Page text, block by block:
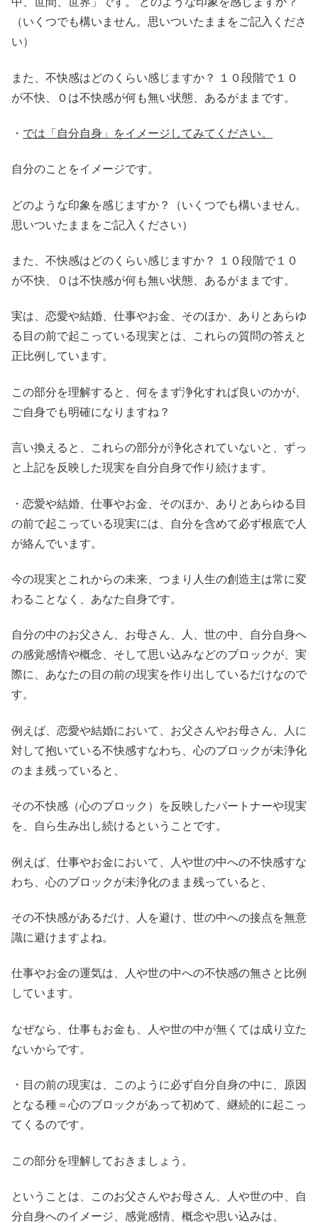
（いくつでも構いません。思いついたままをご記入くださ
い）
また、不快感はどのくらい感じますか？ １０段階で１０
が不快、０は不快感が何も無い状態、あるがままです。
・ では「自分自身」をイメージしてみてください。
自分のことをイメージです。
どのような印象を感じますか？（いくつでも構いません。
思いついたままをご記入ください）
また、不快感はどのくらい感じますか？ １０段階で１０
が不快、０は不快感が何も無い状態、あるがままです。
実は、恋愛や結婚、仕事やお金、そのほか、ありとあらゆ
る目の前で起こっている現実とは、これらの質問の答えと
正比例しています。
この部分を理解すると、何をまず浄化すれば良いのかが、
ご自身でも明確になりますね？
言い換えると、これらの部分が浄化されていないと、ずっ
と上記を反映した現実を自分自身で作り続けます。
・恋愛や結婚、仕事やお金、そのほか、ありとあらゆる目
の前で起こっている現実には、自分を含めて必ず根底で人
が絡んでいます。
今の現実とこれからの未来、つまり人生の創造主は常に変
わることなく、あなた自身です。
自分の中のお父さん、お母さん、人、世の中、自分自身へ
の感覚感情や概念、そして思い込みなどのブロックが、実
際に、あなたの目の前の現実を作り出しているだけなので
す。
例えば、恋愛や結婚において、お父さんやお母さん、人に
対して抱いている不快感すなわち、心のブロックが未浄化
のまま残っていると、
その不快感（心のブロック）を反映したパートナーや現実
を、自ら生み出し続けるということです。
例えば、仕事やお金において、人や世の中への不快感すな
わち、心のブロックが未浄化のまま残っていると、
その不快感があるだけ、人を避け、世の中への接点を無意
識に避けますよね。
仕事やお金の運気は、人や世の中への不快感の無さと比例
しています。
なぜなら、仕事もお金も、人や世の中が無くては成り立た
ないからです。
・目の前の現実は、このように必ず自分自身の中に、原因
となる種＝心のブロックがあって初めて、継続的に起こっ
てくるのです。
この部分を理解しておきましょう。
ということは、このお父さんやお母さん、人や世の中、自
分自身へのイメージ、感覚感情、概念や思い込みは、